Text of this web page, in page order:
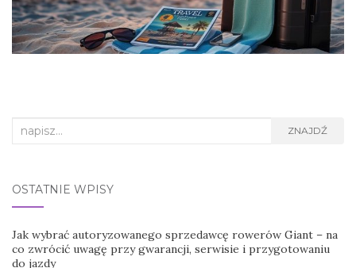
Search
ZNAJDŹ
OSTATNIE WPISY
Jak wybrać autoryzowanego sprzedawcę rowerów Giant – na
co zwrócić uwagę przy gwarancji, serwisie i przygotowaniu
do jazdy